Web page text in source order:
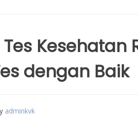
Kesehatan
dengan Baik
adminkvk